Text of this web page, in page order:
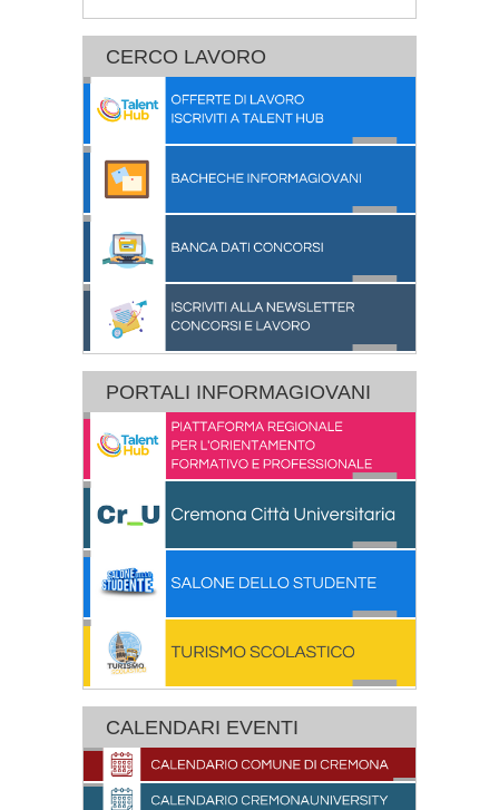
CERCO LAVORO
PORTALI INFORMAGIOVANI
CALENDARI EVENTI